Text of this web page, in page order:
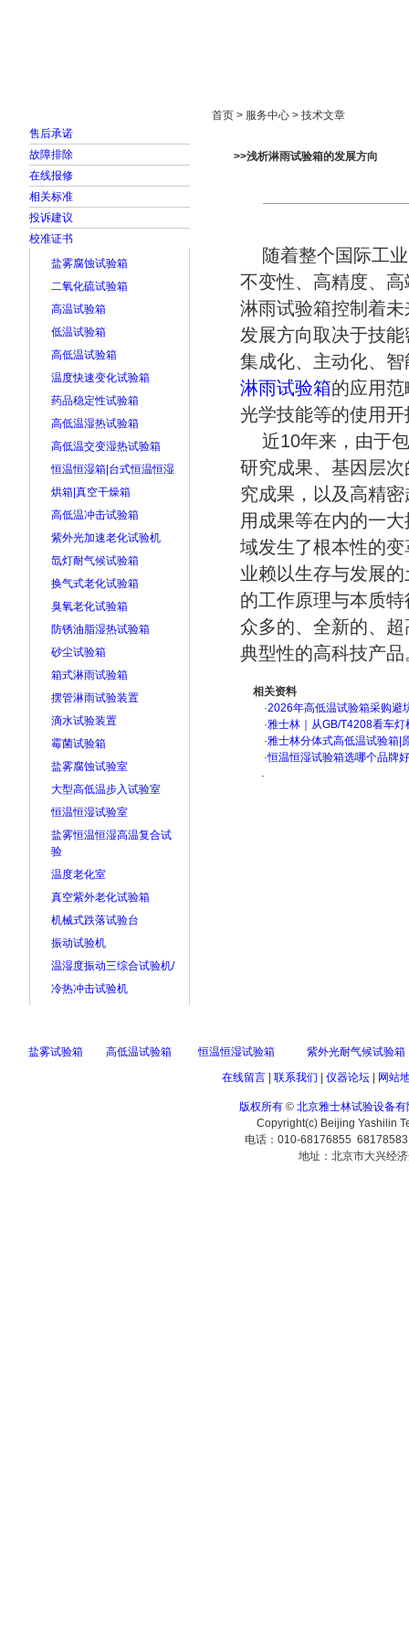
售后承诺
故障排除
在线报修
相关标准
投诉建议
校准证书
盐雾腐蚀试验箱
二氧化硫试验箱
高温试验箱
低温试验箱
高低温试验箱
温度快速变化试验箱
药品稳定性试验箱
高低温湿热试验箱
高低温交变湿热试验箱
恒温恒湿箱|台式恒温恒湿
烘箱|真空干燥箱
高低温冲击试验箱
紫外光加速老化试验机
氙灯耐气候试验箱
换气式老化试验箱
臭氧老化试验箱
防锈油脂湿热试验箱
砂尘试验箱
箱式淋雨试验箱
摆管淋雨试验装置
滴水试验装置
霉菌试验箱
盐雾腐蚀试验室
大型高低温步入试验室
恒温恒湿试验室
盐雾恒温恒湿高温复合试
验
温度老化室
真空紫外老化试验箱
机械式跌落试验台
振动试验机
温湿度振动三综合试验机/
冷热冲击试验机
首页 > 服务中心 > 技术文章
>>浅析淋雨试验箱的发展方向
随着整个国际工业
不变性、高精度、
淋雨试验箱控制着
发展方向取决于技
集成化、主动化、
淋雨试验箱的应用
光学技能等的使用开
近10年来，由于包
研究成果、基因层
究成果，以及高精
用成果等在内的一
域发生了根本性的
业赖以生存与发展
的工作原理与本质
众多的、全新的、
典型性的高科技产品
相关资料
·2026年高低温试验箱采购
·雅士林｜从GB/T4208看车
·雅士林分体式高低温试验箱|
·恒温恒湿试验箱选哪个品牌
·
盐雾试验箱 高低温试验箱 恒温恒湿试验箱
紫外光耐气候试验箱
在线留言| 联系我们 仪器论坛| 网站
版权所有 © 北京雅士林试验设备有
Copyright(c) Beijing Yashilin
电话：010-68176855
地址：北京市大兴经